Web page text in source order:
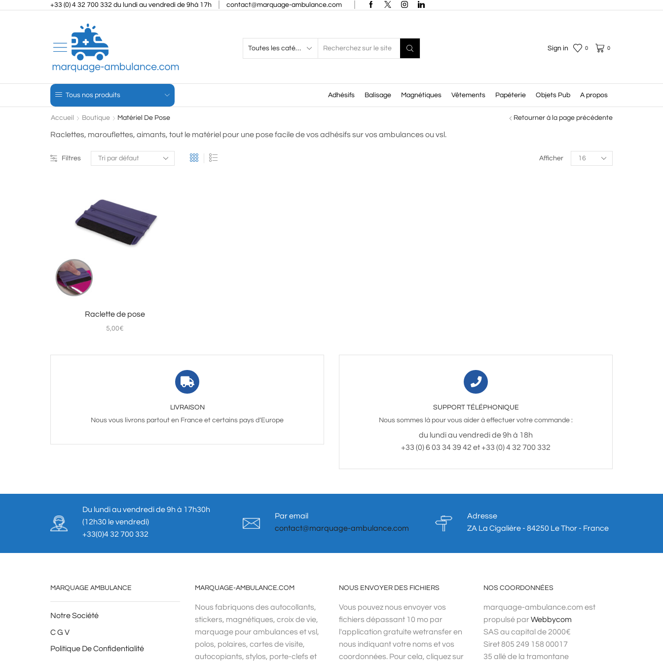
+33 (0) 4 32 700 332 du lundi au vendredi de 9hà 17h contact@marquage-ambulance.com
Search
Sign in 0 0
Tous nos produits Adhésifs Balisage Magnétiques Vêtements Papéterie Objets Pub A propos
Accueil Boutique Matériel De Pose Retourner à la page précédente
Raclettes, marouflettes, aimants, tout le matériel pour une pose facile de vos adhésifs sur vos ambulances ou vsl.
Filtres Afficher
Products
per
Raclette de pose
5,00€
LIVRAISON
Nous vous livrons partout en France et certains pays d’Europe
SUPPORT TÉLÉPHONIQUE
Nous sommes là pour vous aider à effectuer votre commande :
du lundi au vendredi de 9h à 18h
+33 (0) 6 03 34 39 42 et +33 (0) 4 32 700 332
Du lundi au vendredi de 9h à 17h30h
(12h30 le vendredi)
+33(0)4 32 700 332
Par email
contact@marquage-ambulance.com
Adresse
ZA La Cigalière - 84250 Le Thor - France
MARQUAGE AMBULANCE
Notre Société
C G V
Politique De Confidentialité
MARQUAGE-AMBULANCE.COM
Nous fabriquons des autocollants,
stickers, magnétiques, croix de vie,
marquage pour ambulances et vsl,
polos, polaires, cartes de visite,
autocopiants, stylos, porte-clefs et
NOUS ENVOYER DES FICHIERS
Vous pouvez nous envoyer vos
fichiers dépassant 10 mo par
l'application gratuite wetransfer en
nous indiquant votre noms et vos
coordonnées. Pour cela, cliquez sur
NOS COORDONNÉES
marquage-ambulance.com est
propulsé parWebbycom
SAS au capital de 2000€
Siret 805 249 158 00017
35 allé de la tramontane